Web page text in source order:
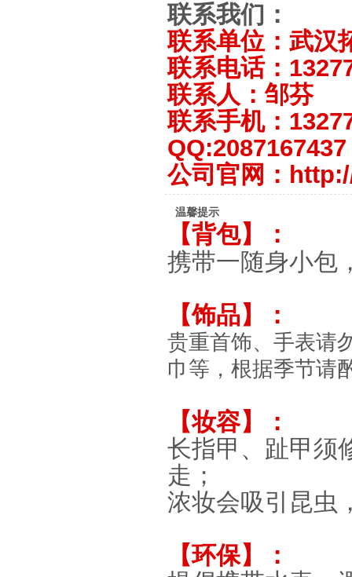
联系我们：
联系单位：武汉
联系电话：
联系人：邹芬
联系手机：
公司官网：
温馨提示
【背包】：
携带一随身小包
【饰品】：
贵重首饰、手表请
巾等，根据季节请
【妆容】：
长指甲、趾甲须
走；
浓妆会吸引昆虫
【环保】：